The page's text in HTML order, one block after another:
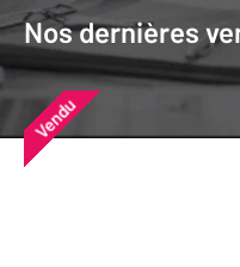
Nos dernières
Nos derniers
chez vous
Vendu